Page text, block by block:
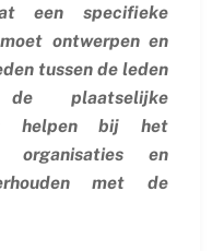
een specifieke
ontwerpen en
tussen de leden
plaatselijke
helpen bij het
organisaties en
met de